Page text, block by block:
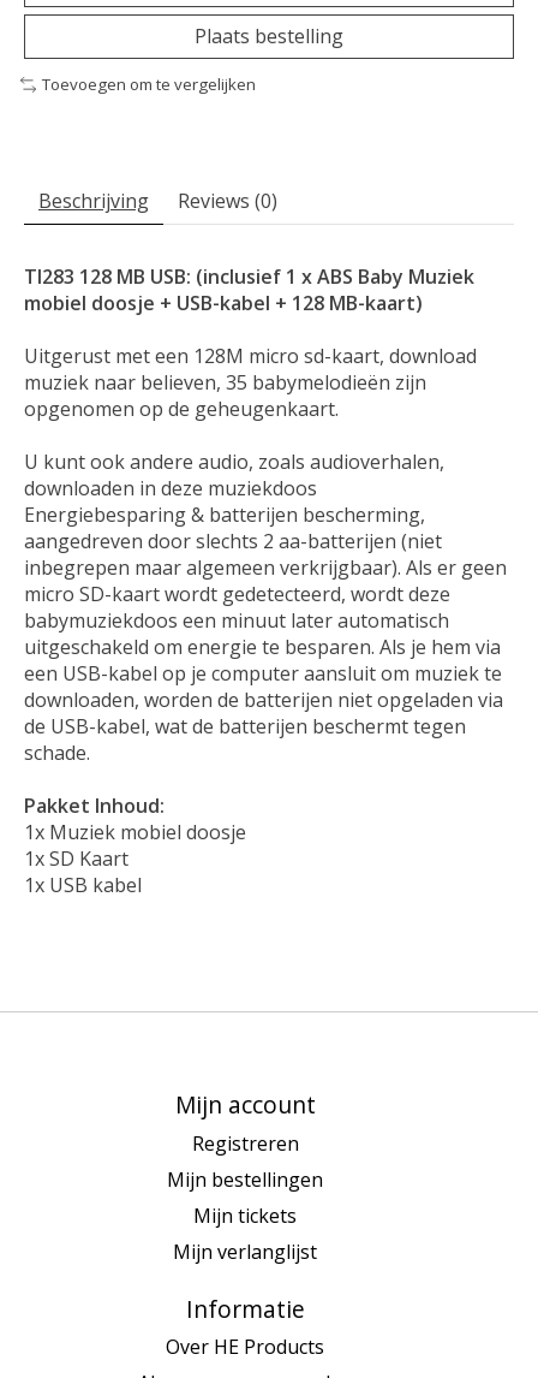
Plaats bestelling
Toevoegen om te vergelijken
Beschrijving Reviews (0)
TI283 128 MB USB: (inclusief 1 x ABS Baby Muziek
mobiel doosje + USB-kabel + 128 MB-kaart)
Uitgerust met een 128M micro sd-kaart, download
muziek naar believen, 35 babymelodieën zijn
opgenomen op de geheugenkaart.
U kunt ook andere audio, zoals audioverhalen,
downloaden in deze muziekdoos
Energiebesparing & batterijen bescherming,
aangedreven door slechts 2 aa-batterijen (niet
inbegrepen maar algemeen verkrijgbaar). Als er geen
micro SD-kaart wordt gedetecteerd, wordt deze
babymuziekdoos een minuut later automatisch
uitgeschakeld om energie te besparen. Als je hem via
een USB-kabel op je computer aansluit om muziek te
downloaden, worden de batterijen niet opgeladen via
de USB-kabel, wat de batterijen beschermt tegen
schade.
Pakket Inhoud:
1x Muziek mobiel doosje
1x SD Kaart
1x USB kabel
Mijn account
Registreren
Mijn bestellingen
Mijn tickets
Mijn verlanglijst
Informatie
Over HE Products